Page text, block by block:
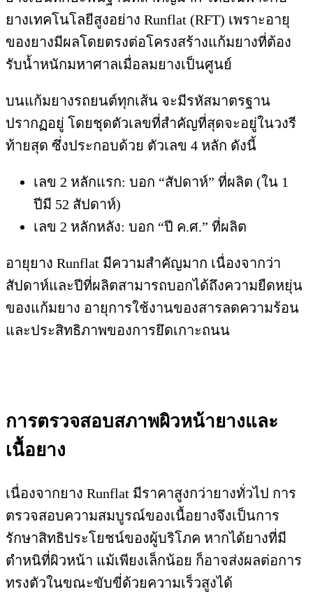
ยางเทคโนโลยีสูงอย่าง Runflat (RFT) เพราะอายุ
ของยางมีผลโดยตรงต่อโครงสร้างแก้มยางที่ต้อง
รับน้ำหนักมหาศาลเมื่อลมยางเป็นศูนย์
บนแก้มยางรถยนต์ทุกเส้น จะมีรหัสมาตรฐาน
ปรากฏอยู่ โดยชุดตัวเลขที่สำคัญที่สุดจะอยู่ในวงรี
ท้ายสุด ซึ่งประกอบด้วย ตัวเลข 4 หลัก ดังนี้
เลข 2 หลักแรก: บอก “สัปดาห์” ที่ผลิต (ใน 1
ปีมี 52 สัปดาห์)
เลข 2 หลักหลัง: บอก “ปี ค.ศ.” ที่ผลิต
อายุยาง Runflat มีความสำคัญมาก เนื่องจากว่า
สัปดาห์และปีที่ผลิตสามารถบอกได้ถึงความยืดหยุ่น
ของแก้มยาง อายุการใช้งานของสารลดความร้อน
และประสิทธิภาพของการยึดเกาะถนน
การตรวจสอบสภาพผิวหน้ายางและ
เนื้อยาง
เนื่องจากยาง Runflat มีราคาสูงกว่ายางทั่วไป การ
ตรวจสอบความสมบูรณ์ของเนื้อยางจึงเป็นการ
รักษาสิทธิประโยชน์ของผู้บริโภค หากได้ยางที่มี
ตำหนิที่ผิวหน้า แม้เพียงเล็กน้อย ก็อาจส่งผลต่อการ
ทรงตัวในขณะขับขี่ด้วยความเร็วสูงได้